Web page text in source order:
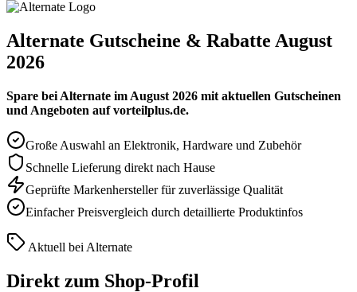
Alternate Gutscheine & Rabatte August
2026
Spare bei Alternate im August 2026 mit aktuellen Gutscheinen
und Angeboten auf vorteilplus.de.
Große Auswahl an Elektronik, Hardware und Zubehör
Schnelle Lieferung direkt nach Hause
Geprüfte Markenhersteller für zuverlässige Qualität
Einfacher Preisvergleich durch detaillierte Produktinfos
Aktuell bei Alternate
Direkt zum Shop-Profil